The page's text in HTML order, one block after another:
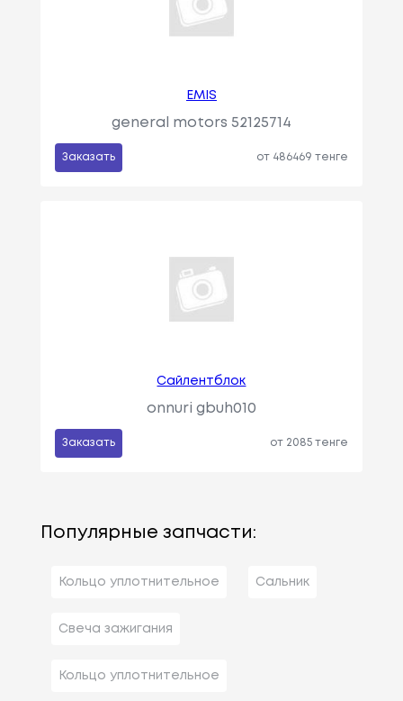
EMIS
general motors 52125714
Заказать от 486469 тенге
Сайлентблок
onnuri gbuh010
Заказать от 2085 тенге
Популярные запчасти:
Кольцо уплотнительное Сальник
Свеча зажигания
Кольцо уплотнительное